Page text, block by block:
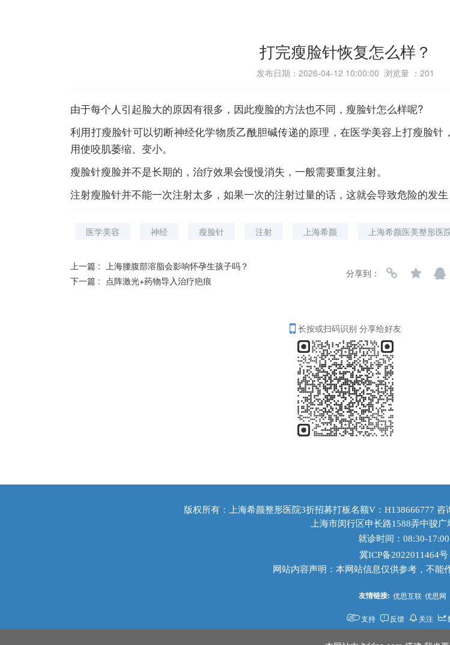
打完瘦脸针恢复怎么样？
发布日期：2026-04-12 10:00:00 浏览量 ： 201
由于每个人引起脸大的原因有很多，因此瘦脸的方法也不同，瘦脸针怎么样呢?
利用打瘦脸针可以切断神经化学物质乙酰胆碱传递的原理，在医学美容上打瘦脸
用使咬肌萎缩、变小。
瘦脸针瘦脸并不是长期的，治疗效果会慢慢消失，一般需要重复注射。
注射瘦脸针并不能一次注射太多，如果一次的注射过量的话，这就会导致危险的发生
医学美容 神经 瘦脸针 注射 上海希颜 上海希颜医美整形医
上一篇 : 上海腰腹部溶脂会影响怀孕生孩子吗？
下一篇 : 点阵激光+药物导入治疗疤痕
分享到：
长按或扫码识别 分享给好友
版权所有：上海希颜整形医院3折招募打板名额V：H138666777 咨
上海市闵行区申长路1588弄中骏
就诊时间：08:30-17:00
冀ICP备2022011464号
网站内容声明：本网站信息仅供参考，不能
友情链接: 优思互联 优思网
支持 反馈 关注